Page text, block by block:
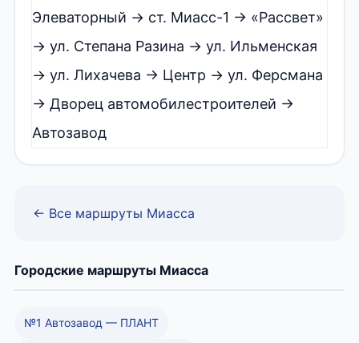
Элеваторный → ст. Миасс-1 → «Рассвет»
→ ул. Степана Разина → ул. Ильменская
→ ул. Лихачева → Центр → ул. Ферсмана
→ Дворец автомобилестроителей →
Автозавод
← Все маршруты Миасса
Городские маршруты Миасса
№1 Автозавод — ПЛАНТ